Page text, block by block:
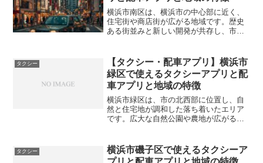
横浜市南区は、横浜市の中心部に近く、
住宅街や商店街が広がる地域です。歴史
ある街並みと新しい開発が共存し、市民
ブルーラインが通っており、交通の便は
良いですが、坂が多い地形...
タクシー
【タクシー・配車アプリ】横浜市
緑区で使えるタクシーアプリと配
車アプリと地域の特徴
横浜市緑区は、市の北西部に位置し、自
然と住宅地が調和した落ち着いたエリア
です。広大な自然公園や農地が広がる一
高い地域となっています。代表的な駅と
しては中山駅や鴨居駅があ...
タクシー
横浜市磯子区で使えるタクシーア